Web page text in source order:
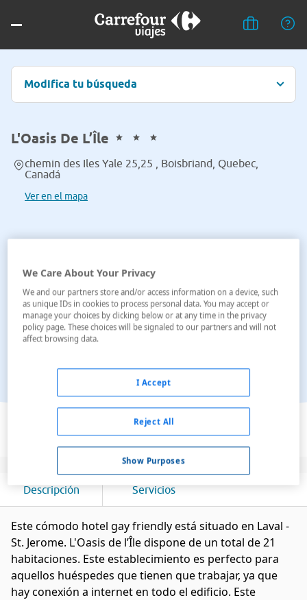
Modifica tu búsqueda
L'Oasis De L’Île
chemin des Iles Yale 25,25 , Boisbriand, Quebec,
Canadá
Ver en el mapa
Ver en el mapa
Descripción Servicios
Este cómodo hotel gay friendly está situado en Laval -
St. Jerome. L'Oasis de l’Île dispone de un total de 21
habitaciones. Este establecimiento es perfecto para
aquellos huéspedes que tienen que trabajar, ya que
hay conexión a internet en todo el edificio. Este
We Care About Your Privacy
We and our partners store and/or access information on a device, such
as unique IDs in cookies to process personal data. You may accept or
manage your choices by clicking below or at any time in the privacy
policy page. These choices will be signaled to our partners and will not
affect browsing data.
Show Purposes
Reject All
I Accept